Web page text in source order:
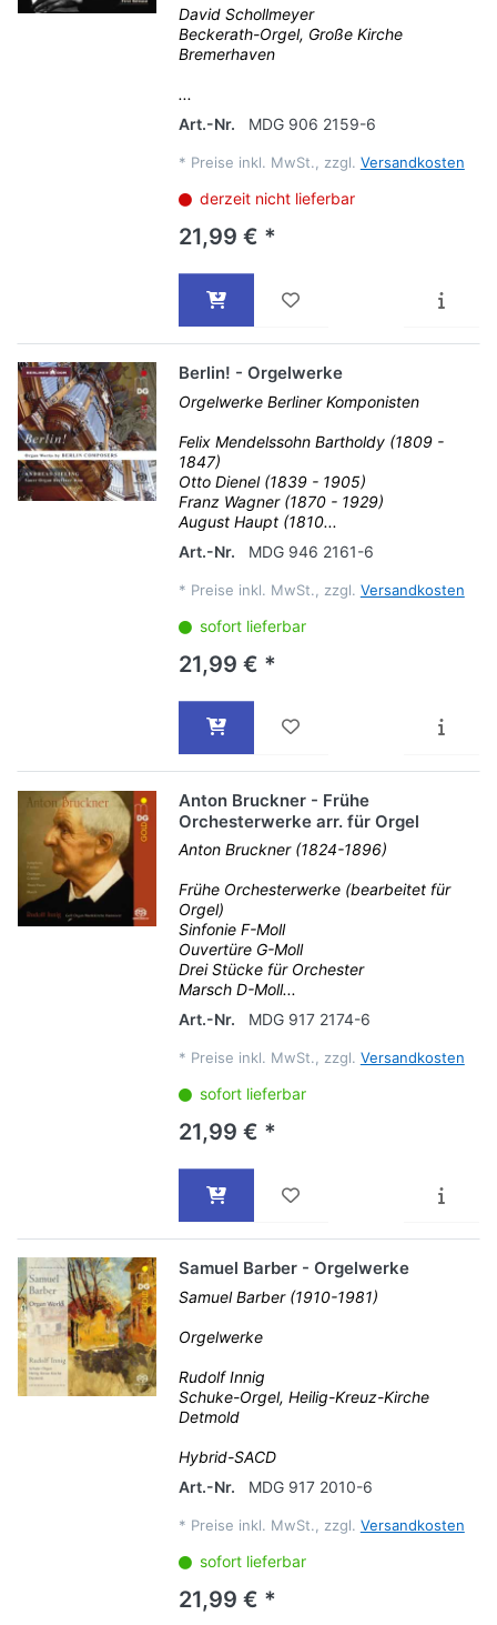
David Schollmeyer
Beckerath-Orgel, Große Kirche
Bremerhaven
...
Art.-Nr.
MDG 906 2159-6
* Preise inkl. MwSt., zzgl. Versandkosten
derzeit nicht lieferbar
21,99 € *
Berlin! - Orgelwerke
Orgelwerke Berliner Komponisten
Felix Mendelssohn Bartholdy (1809 -
1847)
Otto Dienel (1839 - 1905)
Franz Wagner (1870 - 1929)
August Haupt (1810...
Art.-Nr.
MDG 946 2161-6
* Preise inkl. MwSt., zzgl. Versandkosten
sofort lieferbar
21,99 € *
Anton Bruckner - Frühe
Orchesterwerke arr. für Orgel
Anton Bruckner (1824-1896)
Frühe Orchesterwerke (bearbeitet für
Orgel)
Sinfonie F-Moll
Ouvertüre G-Moll
Drei Stücke für Orchester
Marsch D-Moll...
Art.-Nr.
MDG 917 2174-6
* Preise inkl. MwSt., zzgl. Versandkosten
sofort lieferbar
21,99 € *
Samuel Barber - Orgelwerke
Samuel Barber (1910-1981)
Orgelwerke
Rudolf Innig
Schuke-Orgel, Heilig-Kreuz-Kirche
Detmold
Hybrid-SACD
Art.-Nr.
MDG 917 2010-6
* Preise inkl. MwSt., zzgl. Versandkosten
sofort lieferbar
21,99 € *